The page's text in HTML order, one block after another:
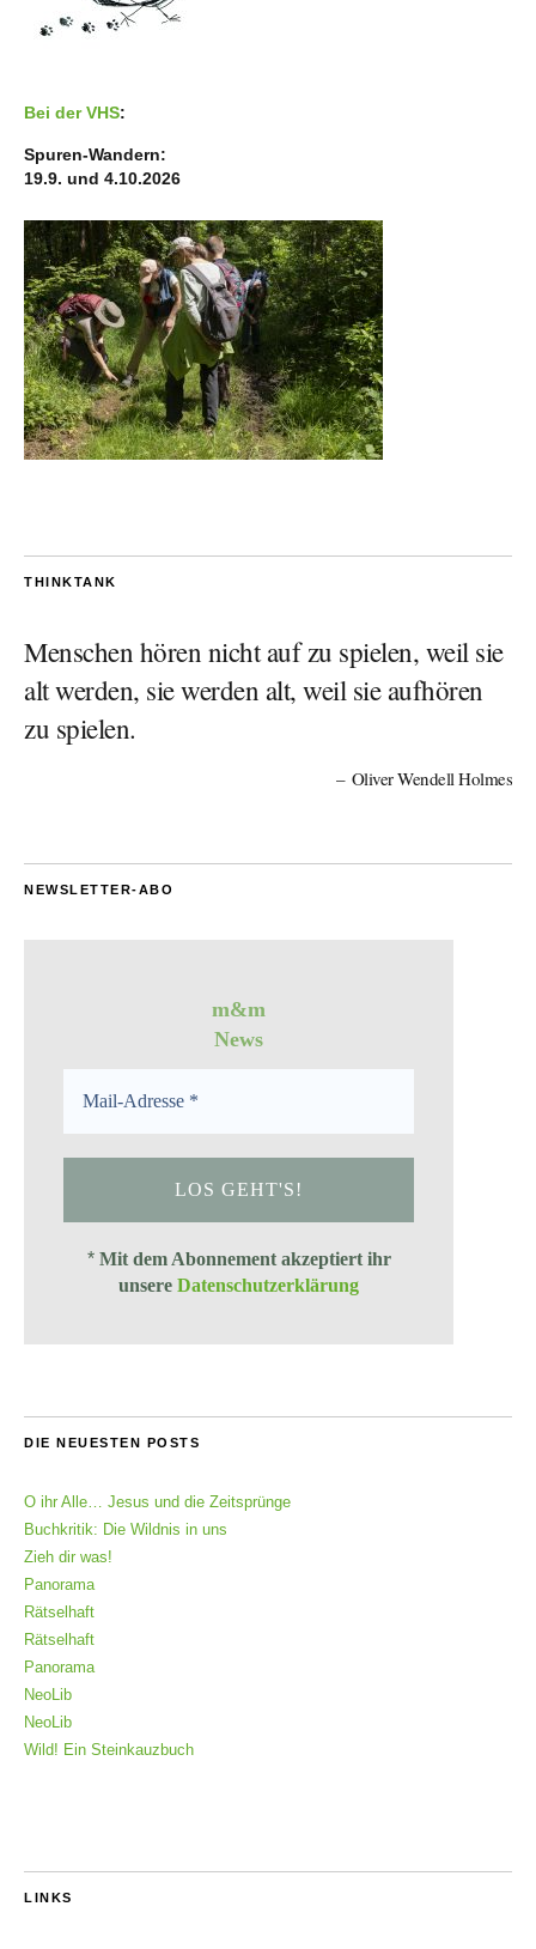
Bei der VHS:
Spuren-Wandern:
19.9. und 4.10.2026
THINKTANK
Menschen hören nicht auf zu spielen, weil sie
alt werden, sie werden alt, weil sie aufhören
zu spielen.
Oliver Wendell Holmes
NEWSLETTER-ABO
m&m
News
* Mit dem Abonnement akzeptiert ihr
unsereDatenschutzerklärung
DIE NEUESTEN POSTS
O ihr Alle… Jesus und die Zeitsprünge
Buchkritik: Die Wildnis in uns
Zieh dir was!
Panorama
Rätselhaft
Rätselhaft
Panorama
NeoLib
NeoLib
Wild! Ein Steinkauzbuch
LINKS